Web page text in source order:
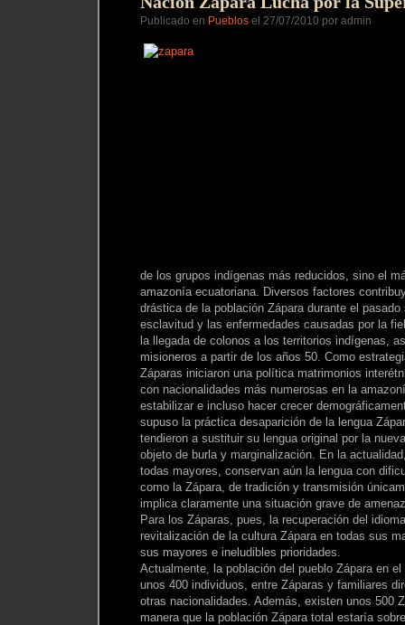
la
Memoria
Publicado en Pueblos el 27/07/2010 por admin
de los grupos indígenas más reducidos, sino el
amazonía ecuatoriana. Diversos factores
drástica de la población Zápara durante el
esclavitud y las enfermedades causadas por la
la llegada de colonos a los territorios indígenas,
misioneros a partir de los años 50. Como
Záparas iniciaron una política matrimonios
con nacionalidades más numerosas en la
estabilizar e incluso hacer crecer
supuso la práctica desaparición de la lengua
tendieron a sustituir su lengua original por la
objeto de burla y marginalización. En la
todas mayores, conservan aún la lengua con
como la Zápara, de tradición y transmisión
implica claramente una situación grave de
Para los Záparas, pues, la recuperación del
revitalización de la cultura Zápara en todas sus
sus mayores e ineludibles prioridades.
Actualmente, la población del pueblo Zápara en
unos 400 individuos, entre Záparas y familiares
otras nacionalidades. Además, existen unos 500
manera que la población Zápara total estaría